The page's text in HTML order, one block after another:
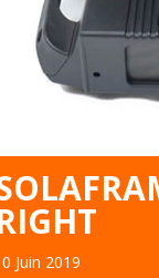
Juin 2019